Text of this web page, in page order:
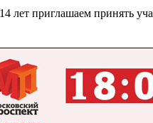
лет приглашаем принять